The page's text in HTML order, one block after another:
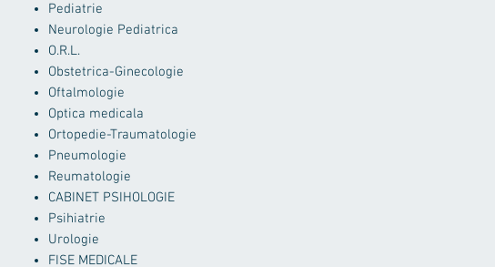
Pediatrie
Neurologie Pediatrica
O.R.L.
Obstetrica-Ginecologie
Oftalmologie
Optica medicala
Ortopedie-Traumatologie
Pneumologie
Reumatologie
CABINET PSIHOLOGIE
Psihiatrie
Urologie
FISE MEDICALE